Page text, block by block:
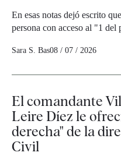
En esas notas dejó escrito
persona con acceso al "1 del
Sara S. Bas08 / 07 / 2026
El comandante
Leire Díez le
derecha" de la
Civil